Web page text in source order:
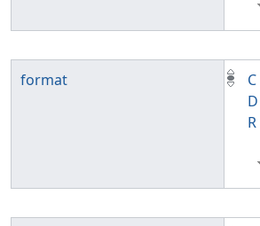
format
C
D
R